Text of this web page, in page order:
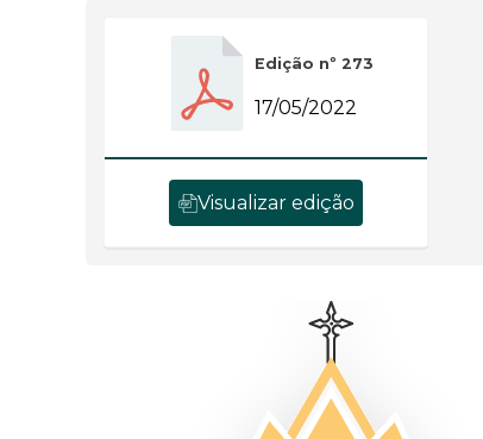
Edição nº 273
17/05/2022
Visualizar edição